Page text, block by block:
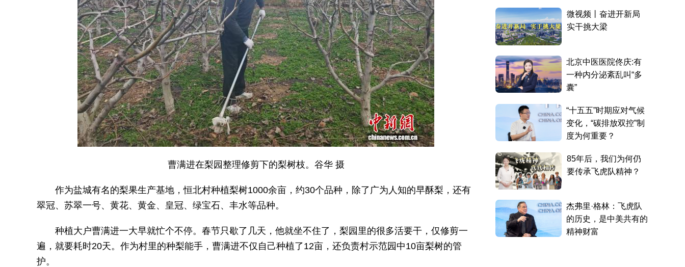
曹满进在梨园整理修剪下的梨树枝。谷华 摄
作为盐城有名的梨果生产基地，恒北村种植梨树1000余亩，约30个品种，除了广为人知的早酥梨，还有
翠冠、苏翠一号、黄花、黄金、皇冠、绿宝石、丰水等品种。
种植大户曹满进一大早就忙个不停。春节只歇了几天，他就坐不住了，梨园里的很多活要干，仅修剪一
遍，就要耗时20天。作为村里的种梨能手，曹满进不仅自己种植了12亩，还负责村示范园中10亩梨树的管
护。